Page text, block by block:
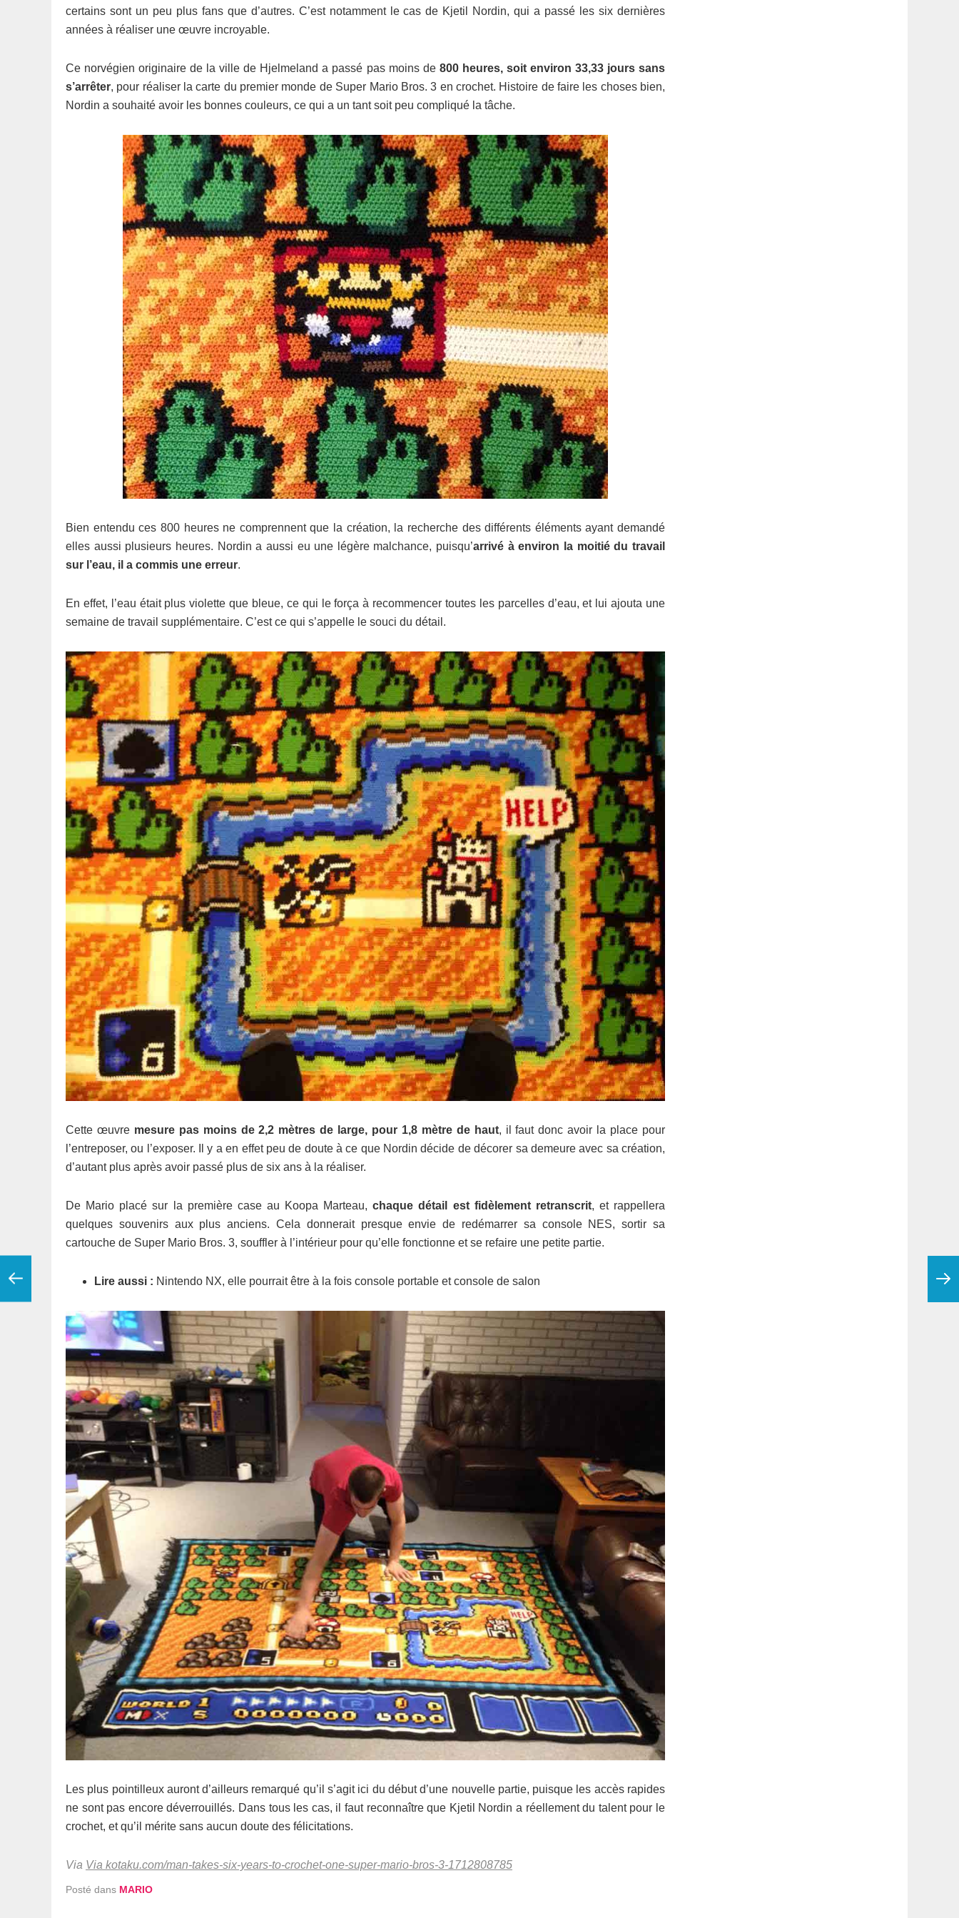
certains sont un peu plus fans que d’autres. C’est notamment le cas de Kjetil Nordin, qui a passé les six dernières
années à réaliser une œuvre incroyable.
Ce norvégien originaire de la ville de Hjelmeland a passé pas moins de 800 heures, soit environ 33,33 jours sans
s’arrêter, pour réaliser la carte du premier monde de Super Mario Bros. 3 en crochet. Histoire de faire les choses bien,
Nordin a souhaité avoir les bonnes couleurs, ce qui a un tant soit peu compliqué la tâche.
Bien entendu ces 800 heures ne comprennent que la création, la recherche des différents éléments ayant demandé
elles aussi plusieurs heures. Nordin a aussi eu une légère malchance, puisqu’arrivé à environ la moitié du travail
sur l’eau, il a commis une erreur.
En effet, l’eau était plus violette que bleue, ce qui le força à recommencer toutes les parcelles d’eau, et lui ajouta une
semaine de travail supplémentaire. C’est ce qui s’appelle le souci du détail.
Cette œuvremesure pas moins de 2,2 mètres de large, pour 1,8 mètre de haut, il faut donc avoir la place pour
l’entreposer, ou l’exposer. Il y a en effet peu de doute à ce que Nordin décide de décorer sa demeure avec sa création,
d’autant plus après avoir passé plus de six ans à la réaliser.
De Mario placé sur la première case au Koopa Marteau,chaque détail est fidèlement retranscrit, et rappellera
quelques souvenirs aux plus anciens. Cela donnerait presque envie de redémarrer sa console NES, sortir sa
cartouche de Super Mario Bros. 3, souffler à l’intérieur pour qu’elle fonctionne et se refaire une petite partie.
Lire aussi : Nintendo NX, elle pourrait être à la fois console portable et console de salon
Les plus pointilleux auront d’ailleurs remarqué qu’il s’agit ici du début d’une nouvelle partie, puisque les accès rapides
ne sont pas encore déverrouillés. Dans tous les cas, il faut reconnaître que Kjetil Nordin a réellement du talent pour le
crochet, et qu’il mérite sans aucun doute des félicitations.
Via Via kotaku.com/man-takes-six-years-to-crochet-one-super-mario-bros-3-1712808785
Posté dans MARIO